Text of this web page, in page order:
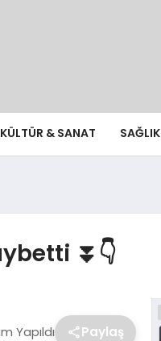
KÜLTÜR & SANAT SAĞLIK
⏬👇
Yapıldı Paylaş